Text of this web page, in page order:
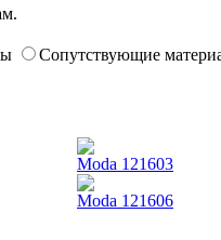
Сопутствующие
Moda 121603
Moda 121606